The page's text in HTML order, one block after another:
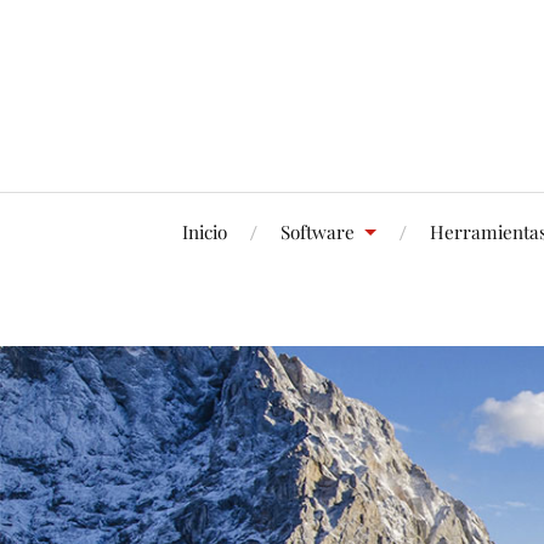
Inicio Software